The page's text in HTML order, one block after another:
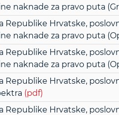
naknade za pravo puta
Hrvatske,
naknade za pravo puta
Hrvatske,
naknade za pravo puta
Hrvatske,
(pdf)
Hrvatske,